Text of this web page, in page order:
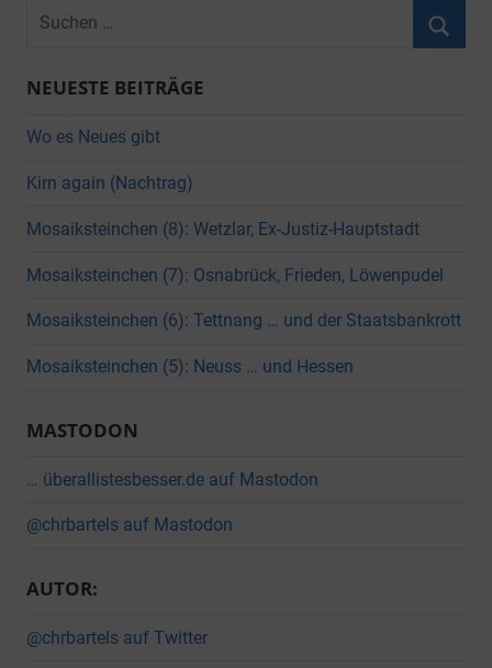
Suchen
NEUESTE BEITRÄGE
Wo es Neues gibt
Kirn again (Nachtrag)
Mosaiksteinchen (8): Wetzlar, Ex-Justiz-Hauptstadt
Mosaiksteinchen (7): Osnabrück, Frieden, Löwenpudel
Mosaiksteinchen (6): Tettnang … und der Staatsbankrott
Mosaiksteinchen (5): Neuss … und Hessen
MASTODON
… überallistesbesser.de auf Mastodon
@chrbartels auf Mastodon
AUTOR:
@chrbartels auf Twitter